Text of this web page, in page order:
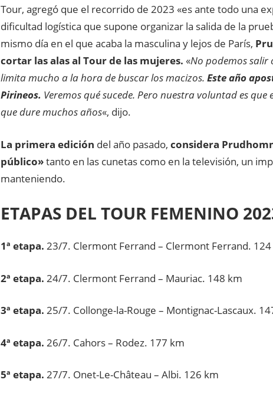
Tour, agregó que el recorrido de 2023 «es ante todo una
dificultad logística que supone organizar la salida de la
mismo día en el que acaba la masculina y lejos de París,
cortar las alas al Tour de las mujeres. «No podemos salir
limita mucho a la hora de buscar los macizos. Este año
Pirineos. Veremos qué sucede. Pero nuestra voluntad es que
que dure muchos años«, dijo.
La primera edición del año pasado, considera
público»tanto en las cunetas como en la televisión, un
manteniendo.
ETAPAS DEL TOUR FEMENINO
1ª etapa. 23/7. Clermont Ferrand – Clermont Ferrand.
2ª etapa. 24/7. Clermont Ferrand – Mauriac. 148 km
3ª etapa. 25/7. Collonge-la-Rouge – Montignac-Lascaux.
4ª etapa. 26/7. Cahors – Rodez. 177 km
5ª etapa. 27/7. Onet-Le-Château – Albi. 126 km